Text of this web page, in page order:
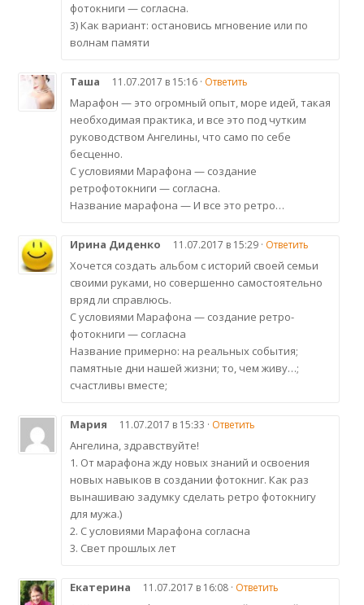
фотокниги — согласна.
3) Как вариант: остановись мгновение или по
волнам памяти
Таша 11.07.2017 в 15:16 · Ответить
Марафон — это огромный опыт, море идей, такая
необходимая практика, и все это под чутким
руководством Ангелины, что само по себе
бесценно.
С условиями Марафона — создание
ретрофотокниги — согласна.
Название марафона — И все это ретро…
Ирина Диденко 11.07.2017 в 15:29 · Ответить
Хочется создать альбом с историй своей семьи
своими руками, но совершенно самостоятельно
вряд ли справлюсь.
С условиями Марафона — создание ретро-
фотокниги — согласна
Название примерно: на реальных события;
памятные дни нашей жизни; то, чем живу…;
счастливы вместе;
Мария 11.07.2017 в 15:33 · Ответить
Ангелина, здравствуйте!
1. От марафона жду новых знаний и освоения
новых навыков в создании фотокниг. Как раз
вынашиваю задумку сделать ретро фотокнигу
для мужа.)
2. С условиями Марафона согласна
3. Свет прошлых лет
Екатерина 11.07.2017 в 16:08 · Ответить